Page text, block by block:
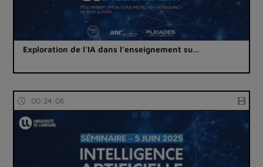
Exploration de l’IA dans l’enseignement su…
00:24:06